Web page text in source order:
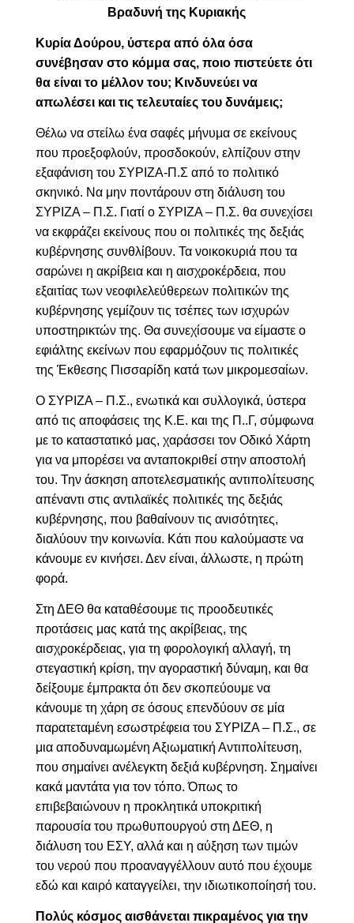
Βραδυνή της Κυριακής
Κυρία Δούρου, ύστερα από όλα όσα
συνέβησαν στο κόμμα σας, ποιο πιστεύετε ότι
θα είναι το μέλλον του; Κινδυνεύει να
απωλέσει και τις τελευταίες του δυνάμεις;
Θέλω να στείλω ένα σαφές μήνυμα σε εκείνους
που προεξοφλούν, προσδοκούν, ελπίζουν στην
εξαφάνιση του ΣΥΡΙΖΑ-Π.Σ από το πολιτικό
σκηνικό. Να μην ποντάρουν στη διάλυση του
ΣΥΡΙΖΑ – Π.Σ. Γιατί ο ΣΥΡΙΖΑ – Π.Σ. θα συνεχίσει
να εκφράζει εκείνους που οι πολιτικές της δεξιάς
κυβέρνησης συνθλίβουν. Τα νοικοκυριά που τα
σαρώνει η ακρίβεια και η αισχροκέρδεια, που
εξαιτίας των νεοφιλελεύθερεων πολιτικών της
κυβέρνησης γεμίζουν τις τσέπες των ισχυρών
υποστηρικτών της. Θα συνεχίσουμε να είμαστε ο
εφιάλτης εκείνων που εφαρμόζουν τις πολιτικές
της Έκθεσης Πισσαρίδη κατά των μικρομεσαίων.
Ο ΣΥΡΙΖΑ – Π.Σ., ενωτικά και συλλογικά, ύστερα
από τις αποφάσεις της Κ.Ε. και της Π..Γ, σύμφωνα
με το καταστατικό μας, χαράσσει τον Οδικό Χάρτη
για να μπορέσει να ανταποκριθεί στην αποστολή
του. Την άσκηση αποτελεσματικής αντιπολίτευσης
απέναντι στις αντιλαϊκές πολιτικές της δεξιάς
κυβέρνησης, που βαθαίνουν τις ανισότητες,
διαλύουν την κοινωνία. Κάτι που καλούμαστε να
κάνουμε εν κινήσει. Δεν είναι, άλλωστε, η πρώτη
φορά.
Στη ΔΕΘ θα καταθέσουμε τις προοδευτικές
προτάσεις μας κατά της ακρίβειας, της
αισχροκέρδειας, για τη φορολογική αλλαγή, τη
στεγαστική κρίση, την αγοραστική δύναμη, και θα
δείξουμε έμπρακτα ότι δεν σκοπεύουμε να
κάνουμε τη χάρη σε όσους επενδύουν σε μία
παρατεταμένη εσωστρέφεια του ΣΥΡΙΖΑ – Π.Σ., σε
μια αποδυναμωμένη Αξιωματική Αντιπολίτευση,
που σημαίνει ανέλεγκτη δεξιά κυβέρνηση. Σημαίνει
κακά μαντάτα για τον τόπο. Όπως το
επιβεβαιώνουν η προκλητικά υποκριτική
παρουσία του πρωθυπουργού στη ΔΕΘ, η
διάλυση του ΕΣΥ, αλλά και η αύξηση των τιμών
του νερού που προαναγγέλλουν αυτό που έχουμε
εδώ και καιρό καταγγείλει, την ιδιωτικοποίησή του.
Πολύς κόσμος αισθάνεται πικραμένος για την